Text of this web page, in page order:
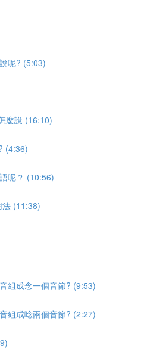
呢? (5:03)
麼說 (16:10)
(4:36)
呢？ (10:56)
(11:38)
組成念一個音節? (9:53)
組成唸兩個音節? (2:27)